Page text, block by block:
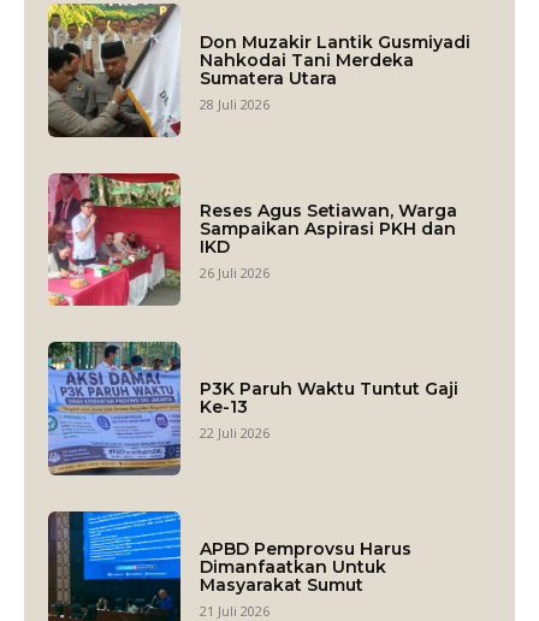
Don Muzakir Lantik Gusmiyadi
Nahkodai Tani Merdeka
Sumatera Utara
28 Juli 2026
Reses Agus Setiawan, Warga
Sampaikan Aspirasi PKH dan
IKD
26 Juli 2026
P3K Paruh Waktu Tuntut Gaji
Ke-13
22 Juli 2026
APBD Pemprovsu Harus
Dimanfaatkan Untuk
Masyarakat Sumut
21 Juli 2026